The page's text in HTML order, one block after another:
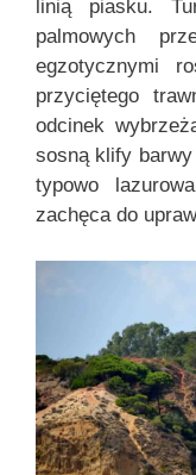
linią piasku.
palmowych
egzotycznymi
przyciętego
odcinek
sosną klify
typowo
zachęca do